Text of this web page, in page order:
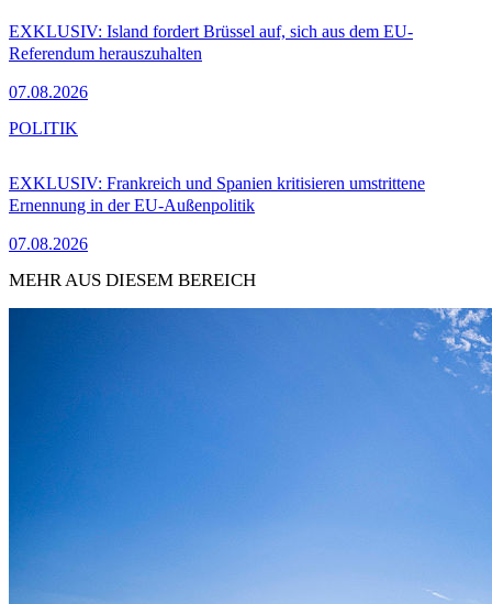
EXKLUSIV: Island fordert Brüssel auf, sich aus dem EU-
Referendum herauszuhalten
07.08.2026
EXKLUSIV: Frankreich und Spanien kritisieren umstrittene
Ernennung in der EU-Außenpolitik
07.08.2026
POLITIK
MEHR AUS DIESEM BEREICH